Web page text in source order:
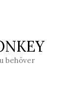
behöver